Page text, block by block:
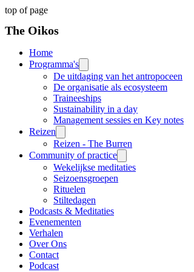
top of page
The Oikos
Home
Programma's
De uitdaging van het antropoceen
De organisatie als ecosysteem
Traineeships
Sustainability in a day
Management sessies en Key notes
Reizen
Reizen - The Burren
Community of practice
Wekelijkse meditaties
Seizoensgroepen
Rituelen
Stiltedagen
Podcasts & Meditaties
Evenementen
Verhalen
Over Ons
Contact
Podcast